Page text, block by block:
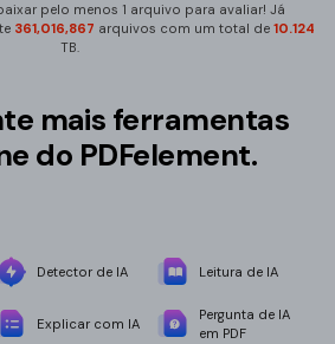
pelo menos 1 arquivo para avaliar! Já
361,016,867 arquivos com um total de 10.124
TB.
mais ferramentas
do PDFelement.
Detector de IA Leitura de IA
Explicar com IA
Pergunta de IA
em PDF